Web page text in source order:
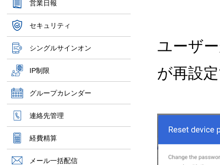
営業日報
セキュリティ
シングルサインオン
IP制限
グループカレンダー
連絡先管理
経費精算
メール一括配信
ユーザ
が再設